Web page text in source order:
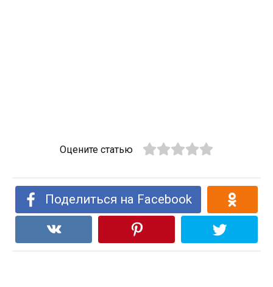
Оцените статью
Поделиться на Facebook